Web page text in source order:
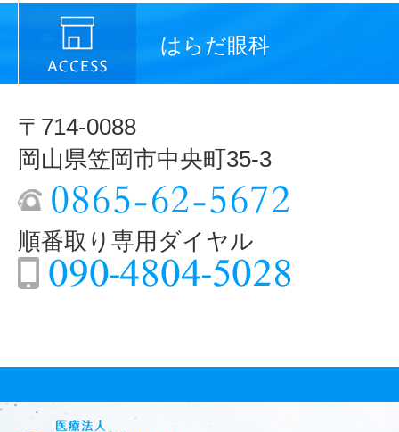
はらだ眼科
〒714-0088
岡山県笠岡市中央町35-3
順番取り専用ダイヤル